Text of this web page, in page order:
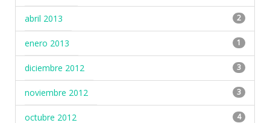
abril 2013 2
enero 2013 1
diciembre 2012 3
noviembre 2012 3
octubre 2012 4